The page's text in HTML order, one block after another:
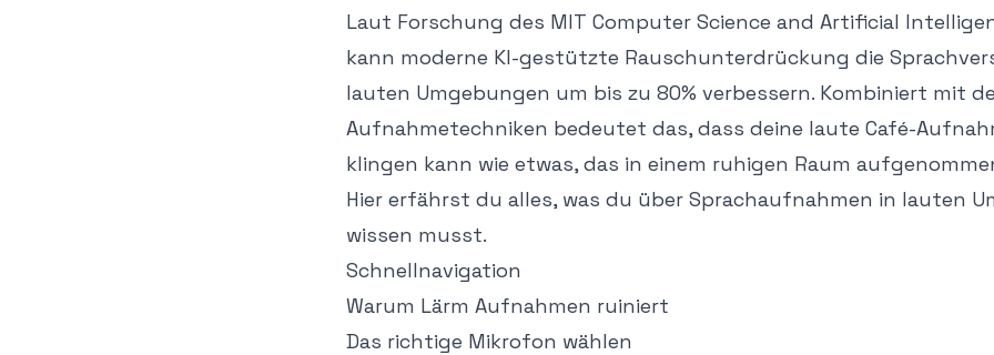
Laut Forschung des MIT Computer Science and Artificial
kann moderne KI-gestützte Rauschunterdrückung die
lauten Umgebungen um bis zu 80% verbessern. Kombiniert mit
Aufnahmetechniken bedeutet das, dass deine laute Café-
klingen kann wie etwas, das in einem ruhigen Raum
Hier erfährst du alles, was du über Sprachaufnahmen in lauten
wissen musst.
Schnellnavigation
Warum Lärm Aufnahmen ruiniert
Das richtige Mikrofon wählen